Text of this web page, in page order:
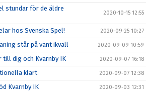
stundar för de äldre
2020-10-15 12:55
hos Svenska Spel! 2020-09-25 10:27
står på vänt ikväll 2020-09-09 10:59
till dig och Kvarnby IK 2020-09-07 16:18
klart 2020-09-07 12:38
Kvarnby IK 2020-09-03 12:31